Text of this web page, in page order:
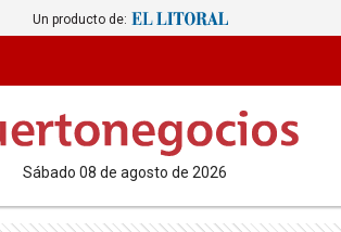
Un producto de:
sábado 08 de agosto de 2026